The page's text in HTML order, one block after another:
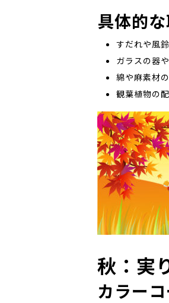
具体的
すだれや風
ガラスの器
綿や麻素材
観葉植物の
秋：実
カラー